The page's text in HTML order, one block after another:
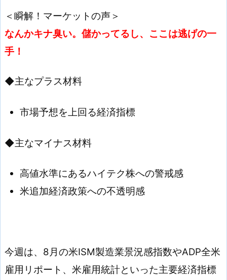
＜瞬解！マーケットの声＞
なんかキナ臭い。儲かってるし、ここは逃げの一
手！
◆主なプラス材料
市場予想を上回る経済指標
◆主なマイナス材料
高値水準にあるハイテク株への警戒感
米追加経済政策への不透明感
今週は、8月の米ISM製造業景況感指数やADP全米
雇用リポート、米雇用統計といった主要経済指標